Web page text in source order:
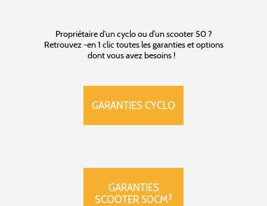
Propriétaire d’un cyclo ou d’un scooter 50 ?
Retrouvez -en 1 clic toutes les garanties et options
dont vous avez besoins !
GARANTIES CYCLO
GARANTIES
SCOOTER 50CM3